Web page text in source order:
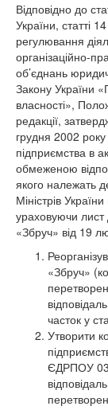
Відповідно до
України, статті
регулювання
організаційно-
об’єднань
Закону України
власності»,
редакції,
грудня 2002
підприємства в
обмеженою
якого належать
Міністрів
ураховуючи лист
«Збруч» від 19
«Збруч»
часток у
Утворити
ЄДРПОУ